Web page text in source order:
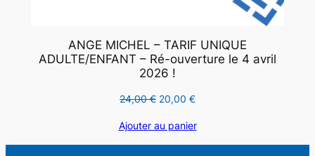
ANGE MICHEL – TARIF UNIQUE
ADULTE/ENFANT – Ré-ouverture le 4 avril
2026 !
24,00€ Le
initial
était :
20,00 €Le
actuel
est :
Ajouter au panier